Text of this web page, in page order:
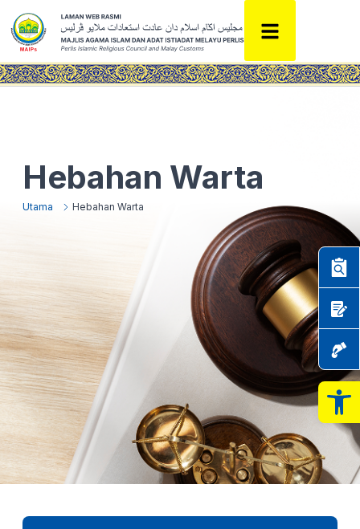
Hebahan Warta
Utama Hebahan Warta